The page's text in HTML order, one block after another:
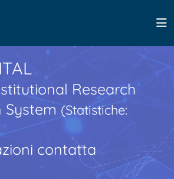
Research
System(Statistiche:
contatta